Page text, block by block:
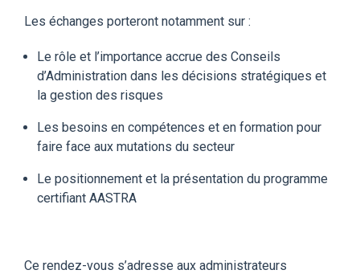
Les échanges porteront notamment sur :
Le rôle et l’importance accrue des Conseils
d’Administration dans les décisions stratégiques et
la gestion des risques
Les besoins en compétences et en formation pour
faire face aux mutations du secteur
Le positionnement et la présentation du programme
certifiant AASTRA
Ce rendez-vous s’adresse aux administrateurs